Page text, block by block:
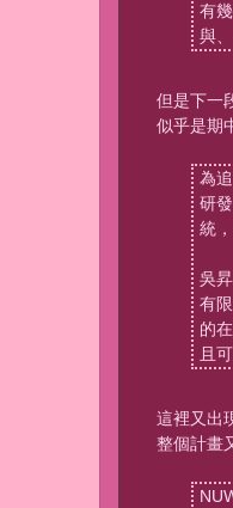
有
與
但是下一
似乎是期
為
研
統
吳
有
的
且
這裡又出
整個計畫